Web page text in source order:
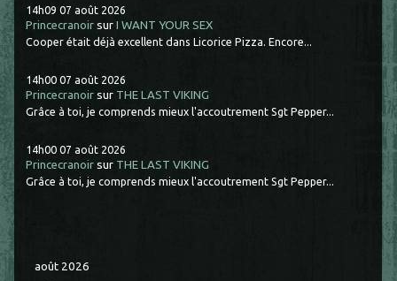
14h09 07 août 2026
Princecranoir surI WANT YOUR SEX
Cooper était déjà excellent dans Licorice Pizza. Encore...
14h00 07 août 2026
Princecranoir sur THE LAST VIKING
Grâce à toi, je comprends mieux l'accoutrement Sgt Pepper...
14h00 07 août 2026
Princecranoir sur THE LAST VIKING
Grâce à toi, je comprends mieux l'accoutrement Sgt Pepper...
août 2026